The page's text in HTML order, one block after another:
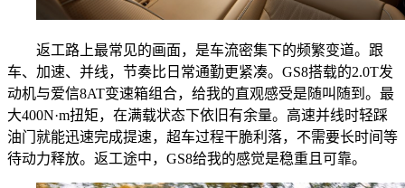
返工路上最常见的画面，是车流密集下的频繁变道。跟
车、加速、并线，节奏比日常通勤更紧凑。GS8搭载的2.0T发
动机与爱信8AT变速箱组合，给我的直观感受是随叫随到。最
大400N·m扭矩，在满载状态下依旧有余量。高速并线时轻踩
油门就能迅速完成提速，超车过程干脆利落，不需要长时间等
待动力释放。返工途中，GS8给我的感觉是稳重且可靠。